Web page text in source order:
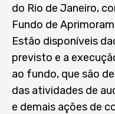
REDE
Rede de
do Rio de Janeiro,
Fundo de
Estão disponíveis
previsto e a
ao fundo, que são
das atividades de
e demais ações de